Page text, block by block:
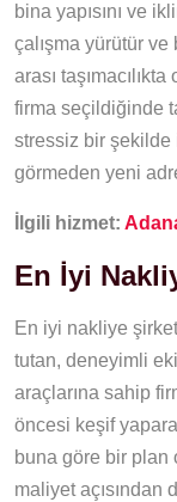
bina yapısını ve
çalışma yürütür
arası
firma seçildiğinde
stressiz bir şekilde
görmeden yeni
İlgili hizmet:
En İyi
En iyi nakliye
tutan, deneyimli
araçlarına sahip
öncesi keşif
buna göre bir plan
maliyet açısından